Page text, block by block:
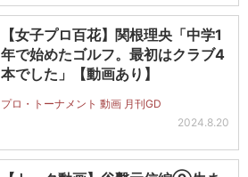
【女子プロ百花】関根理央「中学1
年で始めたゴルフ。最初はクラブ4
本でした」【動画あり】
プロ・トーナメント 動画 月刊GD
2024.8.20